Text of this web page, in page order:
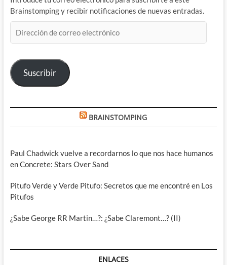
Brainstomping y recibir notificaciones de nuevas entradas.
de
electrónico
Suscribir
BRAINSTOMPING
Paul Chadwick vuelve a recordarnos lo que nos hace humanos
en Concrete: Stars Over Sand
Pitufo Verde y Verde Pitufo: Secretos que me encontré en Los
Pitufos
¿Sabe George RR Martin…?: ¿Sabe Claremont…? (II)
ENLACES